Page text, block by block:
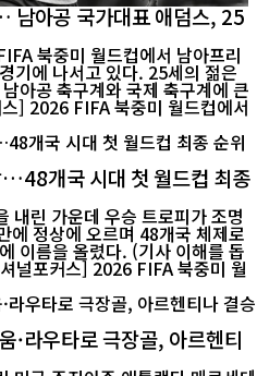
남아공 국가대표 애덤스, 25
기에 나서고 있다. 25세의 젊은
아공 축구계와 국제 축구계에 큰
개국 시대 첫 월드컵 최종
내린 가운데 우승 트로피가 조명
에 정상에 오르며 48개국 체제로
이름을 올렸다. (기사 이해를 돕
라우타로 극장골, 아르헨티